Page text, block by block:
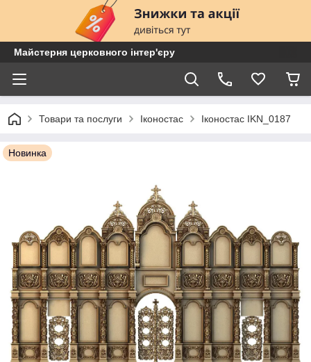
Майстерня церковного інтер'єру
Товари та послуги Іконостас Іконостас IKN_0187
Новинка